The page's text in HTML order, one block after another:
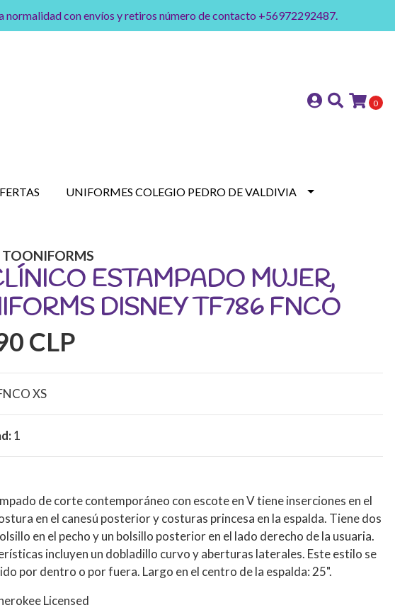
normalidad con envíos y retiros número de contacto +56972292487.
0
UNIFORMES COLEGIO PEDRO DE VALDIVIA
TOONIFORMS
ESTAMPADO MUJER,
DISNEY TF786 FNCO
CLP
XS
1
de corte contemporáneo con escote en V tiene inserciones en el
en el canesú posterior y costuras princesa en la espalda. Tiene dos
en el pecho y un bolsillo posterior en el lado derecho de la usuaria.
incluyen un dobladillo curvo y aberturas laterales. Este estilo se
por dentro o por fuera. Largo en el centro de la espalda: 25".
Licensed